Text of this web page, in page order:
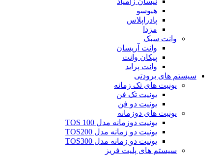
هیوسو
پادراپلاس
مزدا
وانت سبک
وانت آریسان
پیکان وانت
وانت پراید
سیستم های برودتی
یونیت های تک زمانه
یونیت تک فن
یونیت دو فن
یونیت های دوزمانه
یونیت دوزمانه مدل TOS 100
یونیت دو زمانه مدل TOS200
یونیت دو زمانه مدل TOS300
سیستم های پلیت فریز